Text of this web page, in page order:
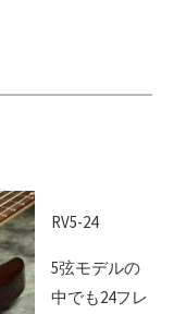
RV5-24
5弦モデルの
中でも24フレ